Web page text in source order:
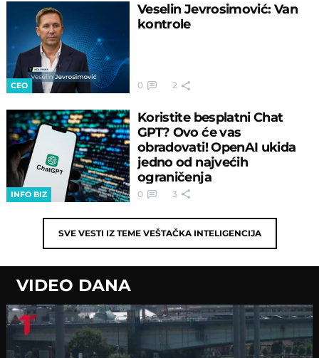
CEO
Veselin Jevrosimović: Van
kontrole
0 2
INFO BIZ
Koristite besplatni Chat
GPT? Ovo će vas
obradovati! OpenAI ukida
jedno od najvećih
ograničenja
0 3
SVE VESTI IZ TEME VEŠTAČKA INTELIGENCIJA
VIDEO DANA